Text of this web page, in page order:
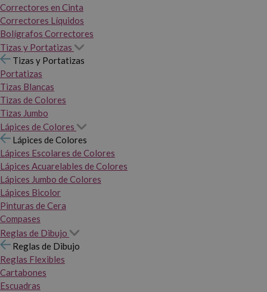
Correctores en Cinta
Correctores Líquidos
Bolígrafos Correctores
Tizas y Portatizas
Tizas y Portatizas
Portatizas
Tizas Blancas
Tizas de Colores
Tizas Jumbo
Lápices de Colores
Lápices de Colores
Lápices Escolares de Colores
Lápices Acuarelables de Colores
Lápices Jumbo de Colores
Lápices Bicolor
Pinturas de Cera
Compases
Reglas de Dibujo
Reglas de Dibujo
Reglas Flexibles
Cartabones
Escuadras